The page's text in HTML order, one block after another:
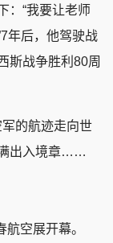
“我要让老师
年后，他驾驶战
斯战争胜利80周
的航迹走向世
满出入境章……
空展开幕。